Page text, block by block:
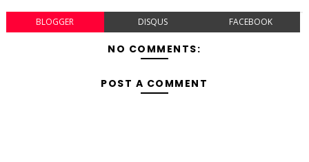
BLOGGER DISQUS FACEBOOK
NO COMMENTS:
POST A COMMENT